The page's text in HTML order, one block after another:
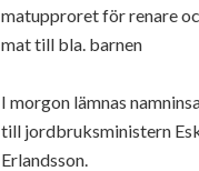
matupproret för renare
mat till bla. barnen
I morgon lämnas
till jordbruksministern
Erlandsson.